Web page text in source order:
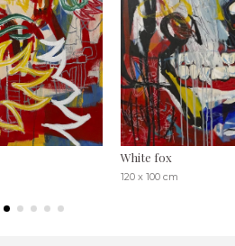
White fox
120 x 100 cm